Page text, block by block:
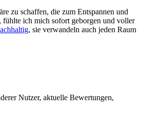
zu schaffen, die zum Entspannen und
ich mich sofort geborgen und voller
, sie verwandeln auch jeden Raum
Nutzer, aktuelle Bewertungen,